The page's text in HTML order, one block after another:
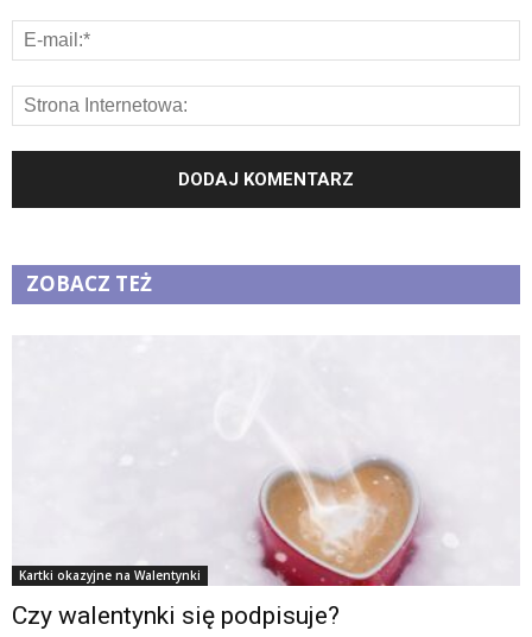
ZOBACZ TEŻ
Kartki okazyjne na Walentynki
Czy walentynki się podpisuje?